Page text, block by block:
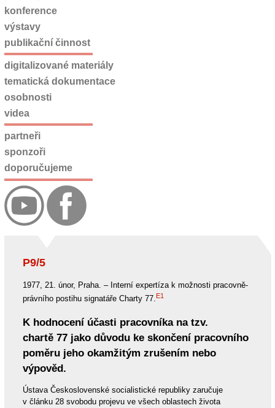
P9/5
1977, 21. únor, Praha. – Interní expertíza k možnosti pracovně-
právního postihu signatáře Charty 77.E1
K hodnocení účasti pracovníka na tzv.
chartě 77 jako důvodu ke skončení pracovního
poměru jeho okamžitým zrušením nebo
výpověd.
Ústava Československé socialistické republiky zaručuje
v článku 28 svobodu projevu ve všech oblastech života
konference
výstavy
publikační činnost
digitalizované materiály
tematická dokumentace
osobnosti
videa
partneři
sponzoři
doporučujeme